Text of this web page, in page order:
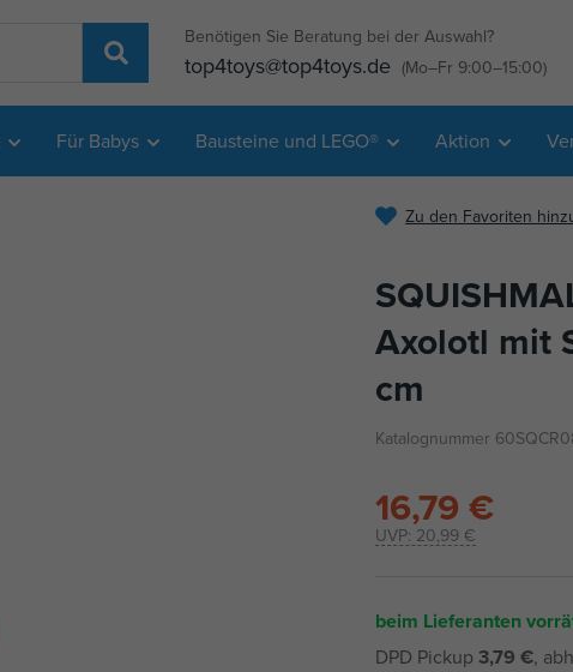
Benötigen Sie Beratung bei der Auswahl?
top4toys@top4toys.de (Mo–Fr 9:00–15:00)
Für Babys Bausteine und LEGO® Aktion
Zu den Favoriten
Axolotl mit
cm
Katalognummer
UVP: 20,99 €
16,79 €
beim Lieferanten
DPD Pickup 3,79 €,